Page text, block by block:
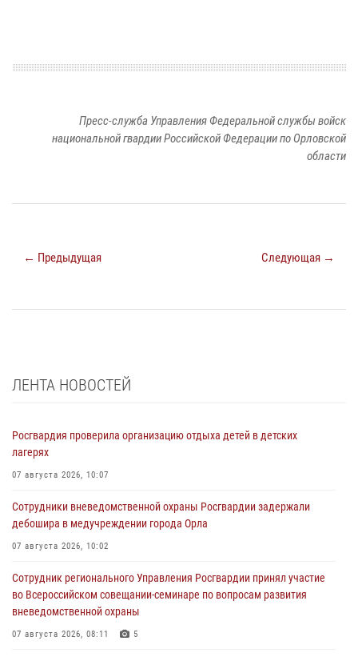
Пресс-служба Управления Федеральной службы войск
национальной гвардии Российской Федерации по Орловской
области
← Предыдущая Следующая →
ЛЕНТА НОВОСТЕЙ
Росгвардия проверила организацию отдыха детей в детских
лагерях
07 августа 2026, 10:07
Сотрудники вневедомственной охраны Росгвардии задержали
дебошира в медучреждении города Орла
07 августа 2026, 10:02
Сотрудник регионального Управления Росгвардии принял участие
во Всероссийском совещании-семинаре по вопросам развития
вневедомственной охраны
07 августа 2026, 08:11 5